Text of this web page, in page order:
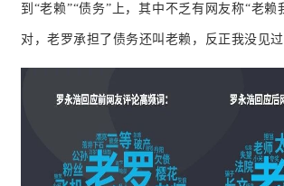
到“老赖”“债务”上，其中不乏有网友称“老赖
对，老罗承担了债务还叫老赖，反正我没见过